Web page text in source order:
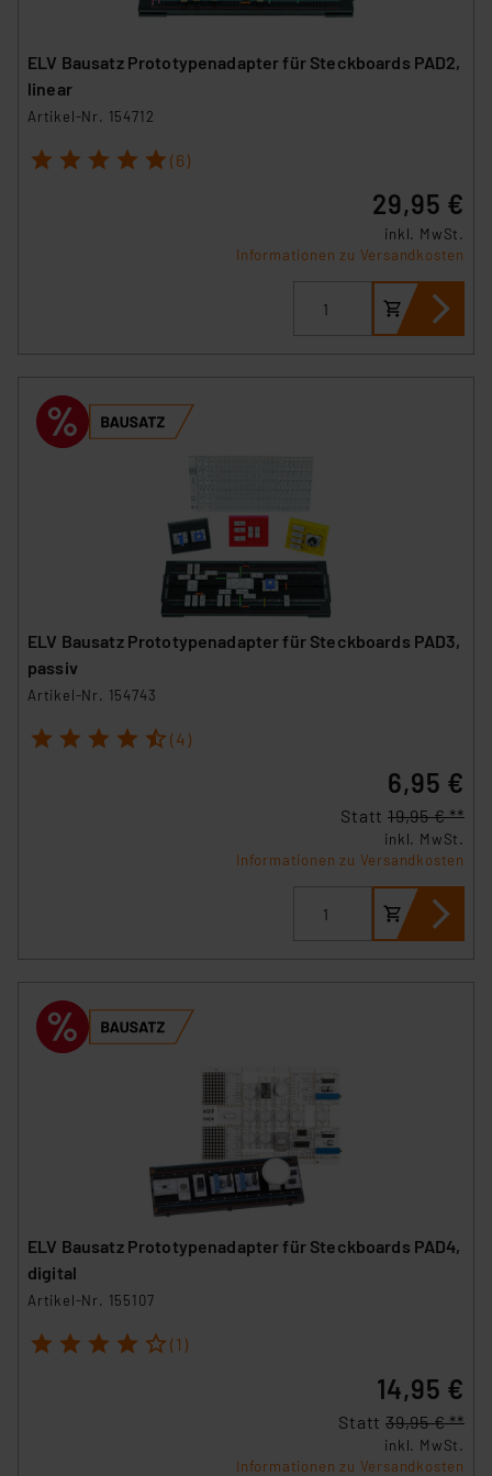
ELV Bausatz Prototypenadapter für Steckboards PAD2,
linear
Artikel-Nr. 154712
1 2 3 4 5 (6)
29,95 €
inkl. MwSt.
Informationen zu Versandkosten
ELV Bausatz Prototypenadapter für Steckboards PAD3,
passiv
Artikel-Nr. 154743
1 2 3 4 5 (4)
6,95 €
Statt 19,95 € **
inkl. MwSt.
Informationen zu Versandkosten
ELV Bausatz Prototypenadapter für Steckboards PAD4,
digital
Artikel-Nr. 155107
1 2 3 4 5 (1)
14,95 €
Statt 39,95 € **
inkl. MwSt.
Informationen zu Versandkosten